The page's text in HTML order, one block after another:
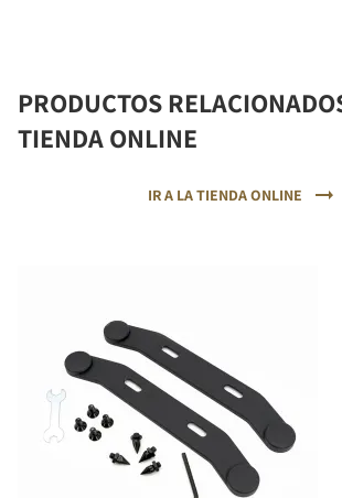
PRODUCTOS
TIENDA ONLINE
IR A LA TIENDA ONLINE